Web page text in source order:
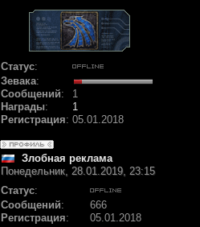
Статус:
Зевака:
Сообщений:
1
Награды:
1
Регистрация: 05.01.2018
Злобная реклама
Понедельник, 28.01.2019, 23:15
Статус:
Сообщений:
666
Регистрация: 05.01.2018